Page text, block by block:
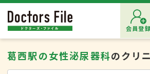
会員登録
葛西駅の女性泌尿器科のクリ